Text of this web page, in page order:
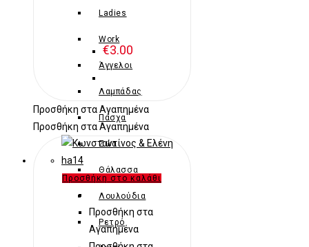
Ladies
Work
Άγγελοι
Λαμπάδας
Πάσχα
Ζώα
Θάλασσα
Λουλούδια
Ρετρό
€3.00
Προσθήκη στα Αγαπημένα
Προσθήκη στα Αγαπημένα
Προσθήκη στο καλάθι
Προσθήκη στα
Αγαπημένα